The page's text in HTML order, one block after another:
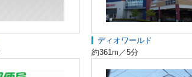
ディオワールド
約361m／5分